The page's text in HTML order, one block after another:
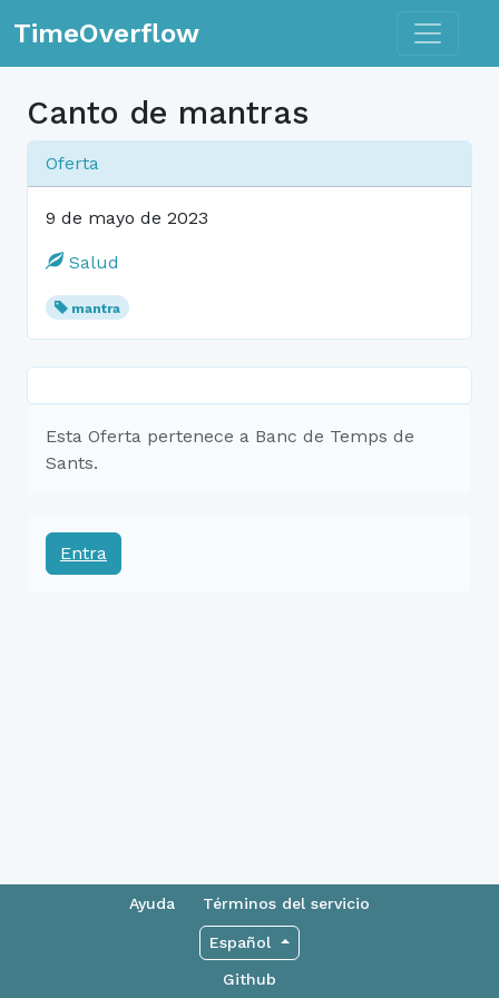
TimeOverflow Toggle
Canto de mantras
Oferta
9 de mayo de 2023
Salud
mantra
Esta Oferta pertenece a Banc de Temps de
Sants.
Entra
Ayuda Términos del servicio
Español
Github